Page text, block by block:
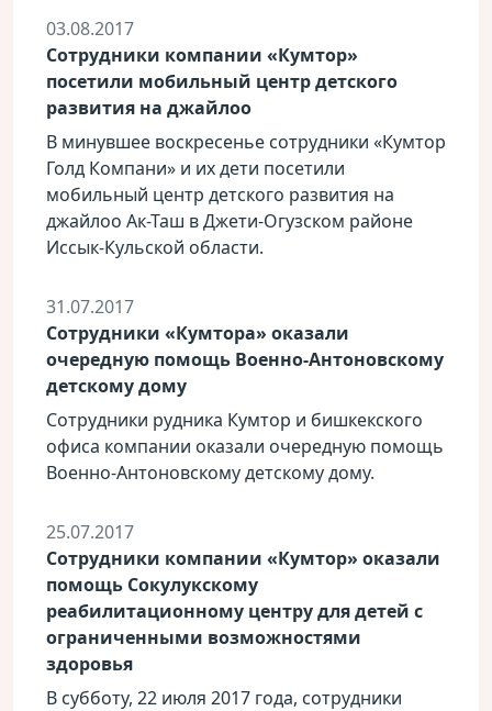
03.08.2017
Сотрудники компании «Кумтор»
посетили мобильный центр детского
развития на джайлоо
В минувшее воскресенье сотрудники «Кумтор
Голд Компани» и их дети посетили
мобильный центр детского развития на
джайлоо Ак-Таш в Джети-Огузском районе
Иссык-Кульской области.
31.07.2017
Сотрудники «Кумтора» оказали
очередную помощь Военно-Антоновскому
детскому дому
Сотрудники рудника Кумтор и бишкекского
офиса компании оказали очередную помощь
Военно-Антоновскому детскому дому.
25.07.2017
Cотрудники компании «Кумтор» оказали
помощь Сокулукскому
реабилитационному центру для детей с
ограниченными возможностями
здоровья
В субботу, 22 июля 2017 года, сотрудники